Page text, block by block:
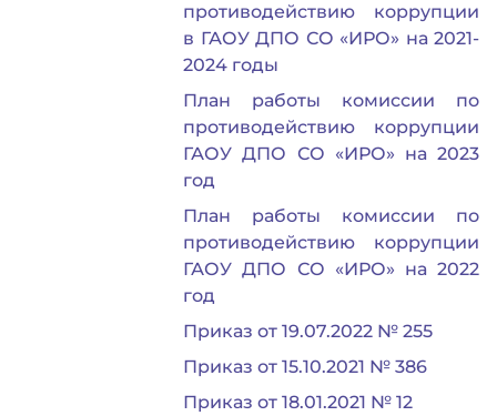
противодействию коррупции
в ГАОУ ДПО СО «ИРО» на 2021-
2024 годы
План работы комиссии по
противодействию коррупции
ГАОУ ДПО СО «ИРО» на 2023
год
План работы комиссии по
противодействию коррупции
ГАОУ ДПО СО «ИРО» на 2022
год
Приказ от 19.07.2022 № 255
Приказ от 15.10.2021 № 386
Приказ от 18.01.2021 № 12